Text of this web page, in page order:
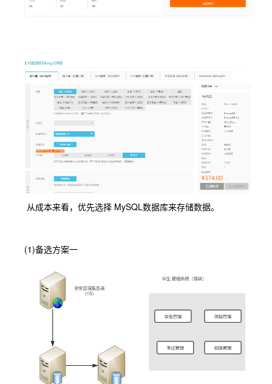
从成本来看，优先选择 MySQL数据库来存储数据。
(1)备选方案一